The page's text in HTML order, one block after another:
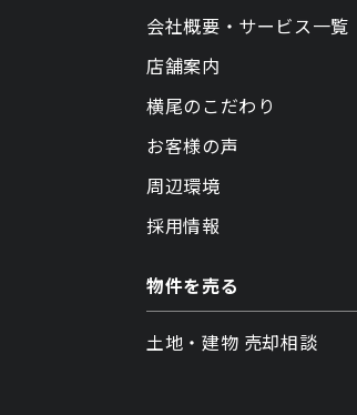
会社概要・サービス一覧
店舗案内
横尾のこだわり
お客様の声
周辺環境
採用情報
物件を売る
土地・建物 売却相談